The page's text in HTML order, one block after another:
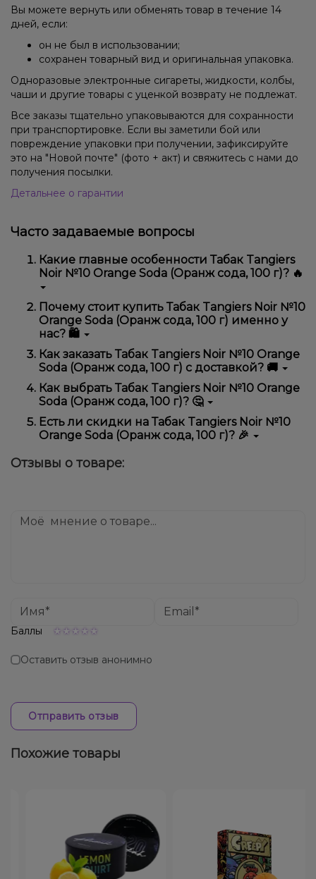
Вы можете вернуть или обменять товар в течение 14
дней, если:
он не был в использовании;
сохранен товарный вид и оригинальная упаковка.
Одноразовые электронные сигареты, жидкости, колбы,
чаши и другие товары с уценкой возврату не подлежат.
Все заказы тщательно упаковываются для сохранности
при транспортировке. Если вы заметили бой или
повреждение упаковки при получении, зафиксируйте
это на "Новой почте" (фото + акт) и свяжитесь с нами до
получения посылки.
Детальнее о гарантии
Часто задаваемые вопросы
Какие главные особенности Табак Tangiers
Noir №10 Orange Soda (Оранж сода, 100 г)? 🔥
Табак Tangiers Noir №10 Orange Soda (Оранж сода,
100 г) отличается высоким качеством, удобством
использования и надежностью.
Почему стоит купить Табак Tangiers Noir №10
Orange Soda (Оранж сода, 100 г) именно у
нас? 🛍️
Мы предлагаем только оригинальную продукцию,
широкий ассортимент, выгодные цены и быструю
доставку. Кроме того, у нас регулярные акции и
скидки для клиентов!
Как заказать Табак Tangiers Noir №10 Orange
Soda (Оранж сода, 100 г) с доставкой? 🚚
Оформить заказ можно в несколько кликов:
Добавьте Табак Tangiers Noir №10 Orange
Soda (Оранж сода, 100 г) в корзину.
Перейдите к оформлению заказа.
доставки.
Подтвердите заказ – мы быстро отправим его
Как выбрать Табак Tangiers Noir №10 Orange
Soda (Оранж сода, 100 г)? 🤔
Выбор зависит от ваших предпочтений – например,
если это кальян, учитывайте размер, материал и тип
чаши, если вейп – мощность и вкус. Наши
Есть ли скидки на Табак Tangiers Noir №10
Orange Soda (Оранж сода, 100 г)? 🎉
специальные предложения. Следите за
Отзывы о товаре:
Баллы
Оставить отзыв анонимно
Отправить отзыв
Похожие товары